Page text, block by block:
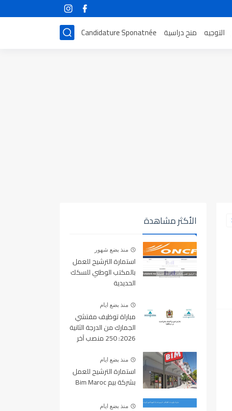
التوجيه منح دراسية Candidature Sponatnée
الأكثر مشاهدة
منذ بضع شهور
استمارة الترشيح للعمل
بالمكتب الوطني للسكك
الحديدية
منذ بضع ايام
مباراة توظيف مفتشي
الجمارك من الدرجة الثانية
2026: 250 منصب آخر
2026منذ بضع ايام
استمارة الترشيح للعمل
بشركة بيم Bim Maroc
منذ بضع ايام